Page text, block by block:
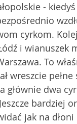
-
cyrkom.
i wianuszek
To
wreszcie
głównie dwa
bardziej
jak na